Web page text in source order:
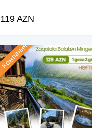
119 AZN
Компания